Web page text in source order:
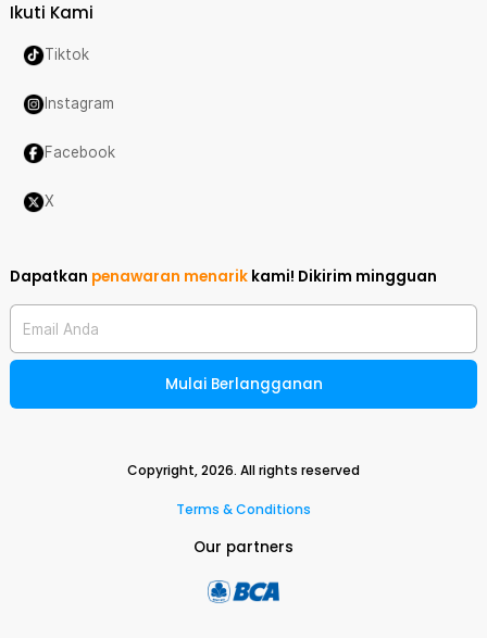
Ikuti Kami
Tiktok
Instagram
Facebook
X
Dapatkan penawaran menarik kami! Dikirim mingguan
Email Anda
Mulai Berlangganan
Copyright,2026. All rights reserved
Terms & Conditions
Our partners